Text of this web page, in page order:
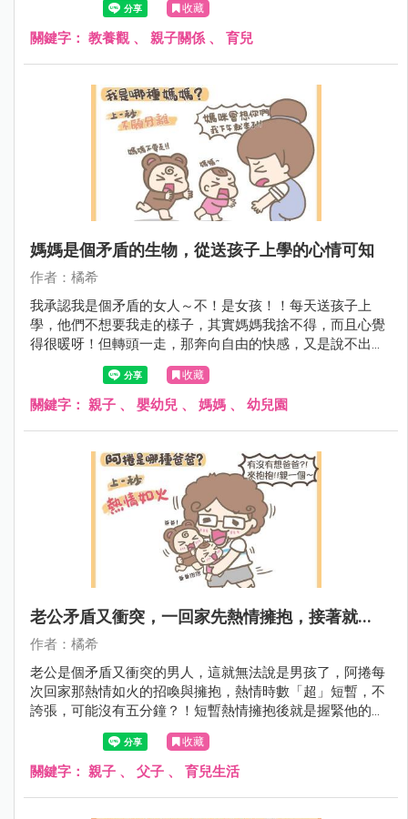
收藏
關鍵字： 教養觀、 親子關係 、 育兒
媽媽是個矛盾的生物，從送孩子上學的心情可知
作者：橘希
我承認我是個矛盾的女人～不！是女孩！！每天送孩子上
學，他們不想要我走的樣子，其實媽媽我捨不得，而且心覺
得很暖呀！但轉頭一走，那奔向自由的快感，又是說不出的
舒爽呀～～！「我自由了！」在心中吶喊～有女孩跟我一樣
收藏
關鍵字： 親子 、 嬰幼兒 、 媽媽 、 幼兒園
老公矛盾又衝突，一回家先熱情擁抱，接著就...
作者：橘希
老公是個矛盾又衝突的男人，這就無法說是男孩了，阿捲每
次回家那熱情如火的招喚與擁抱，熱情時數「超」短暫，不
誇張，可能沒有五分鐘？！短暫熱情擁抱後就是握緊他的手
機時間了。再來的時間，人跟手機／電腦像是強力磁鐵般不
可分離，屁股也在某一定點不可分離，唉...不想多說了，女
孩，你家老公也是這樣嗎？
收藏
關鍵字： 親子 、 父子 、 育兒生活